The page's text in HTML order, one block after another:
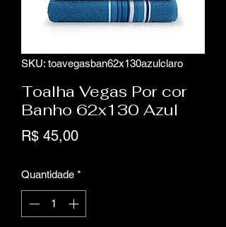
SKU: toavegasban62x130azulclaro
Toalha Vegas Por cor
Banho 62x130 Azul
R$ 45,00Preço
Quantidade *